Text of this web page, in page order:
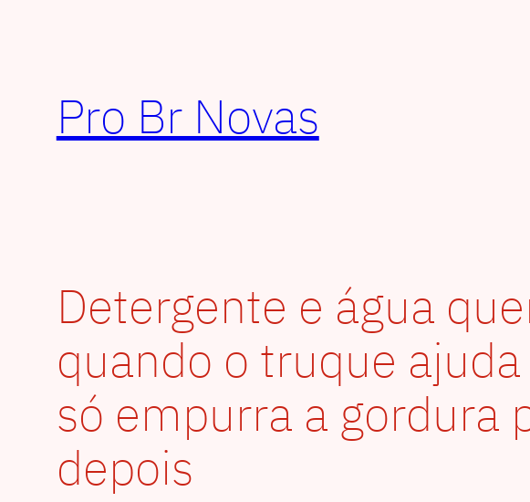
Pro Br Novas
Detergente e água
quando o truque
só empurra a gordura
depois